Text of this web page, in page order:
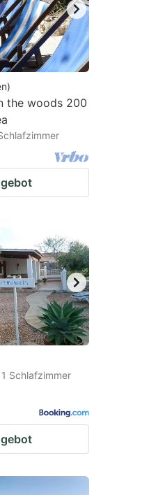
)
the woods 200
1 Schlafzimmer